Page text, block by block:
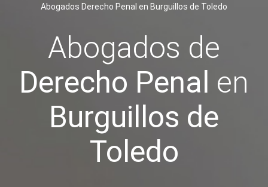
Abogados Derecho Penal en Burguillos de Toledo
Abogados de
Derecho Penal en
Burguillos de
Toledo